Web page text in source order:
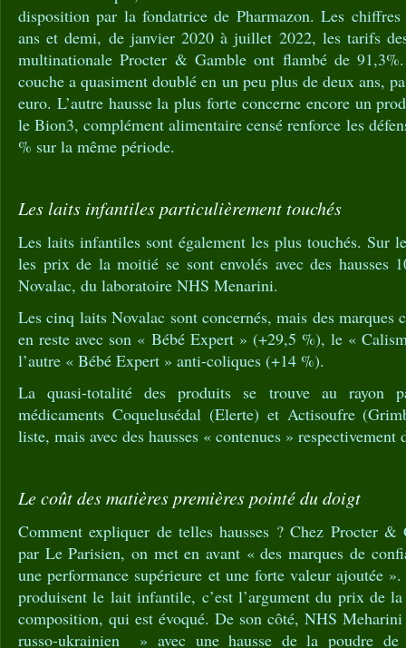
disposition par la fondatrice de Pharmazon. Les
ans et demi, de janvier 2020 à juillet 2022, les tarifs
multinationale Procter & Gamble ont flambé de
couche a quasiment doublé en un peu plus de deux ans,
euro. L’autre hausse la plus forte concerne encore un
le Bion3, complément alimentaire censé renforce les
% sur la même période.
Les laits infantiles particulièrement touchés
Les laits infantiles sont également les plus touchés. Sur
les prix de la moitié se sont envolés avec des hausses
Novalac, du laboratoire NHS Menarini.
Les cinq laits Novalac sont concernés, mais des marques
en reste avec son « Bébé Expert » (+29,5 %), le «
l’autre « Bébé Expert » anti-coliques (+14 %).
La quasi-totalité des produits se trouve au rayon
médicaments Coquelusédal (Elerte) et Actisoufre
liste, mais avec des hausses « contenues »
Le coût des matières premières pointé du doigt
Comment expliquer de telles hausses ? Chez Procter &
par Le Parisien, on met en avant « des marques de
une performance supérieure et une forte valeur ajoutée
produisent le lait infantile, c’est l’argument du prix de la
composition, qui est évoqué. De son côté, NHS
russo-ukrainien » avec une hausse de la poudre